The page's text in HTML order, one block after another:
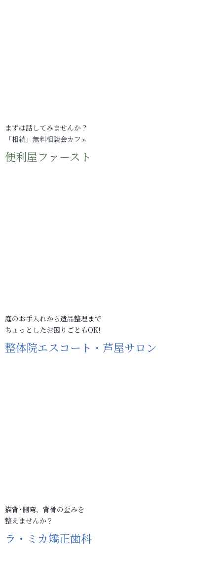
まずは話してみませんか？
「相続」無料相談会カフェ
便利屋ファースト
庭のお手入れから遺品整理まで
ちょっとしたお困りごともOK!
整体院エスコート・芦屋サロン
猫背･側弯、背骨の歪みを
整えませんか？
ラ・ミカ矯正歯科